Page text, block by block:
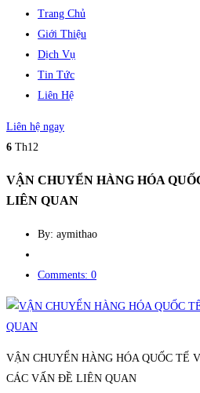
Trang Chủ
Giới Thiệu
Dịch Vụ
Tin Tức
Liên Hệ
Liên hệ ngay
6 Th12
VẬN CHUYỂN HÀNG HÓA
LIÊN QUAN
By: aymithao
Comments: 0
VẬN CHUYỂN HÀNG HÓA QUỐC TẾ
CÁC VẤN ĐỀ LIÊN QUAN